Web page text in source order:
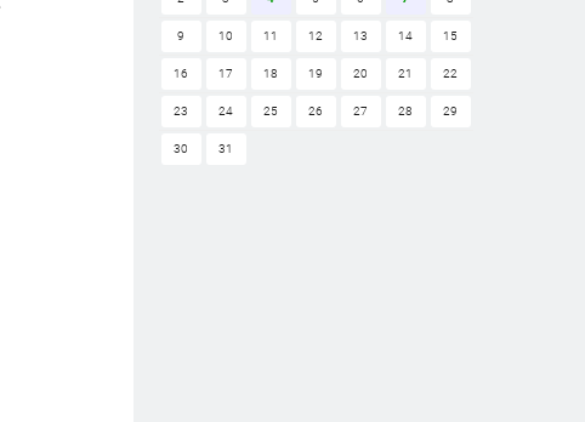
9 10 11 12 13 14 15
16 17 18 19 20 21 22
23 24 25 26 27 28 29
30 31